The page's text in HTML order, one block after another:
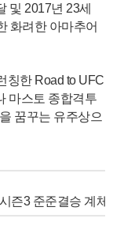
및 2017년 23세
화려한 아마추어
칭한 Road to UFC
마스토 종합격투
꿈꾸는 유주상으
즌3 준준결승 계